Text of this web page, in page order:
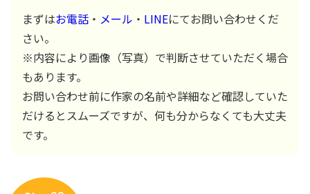
まずはお電話 ・ メール ・ LINEにてお問い合わせくだ
さい。
※内容により画像（写真）で判断させていただく場合
もあります。
お問い合わせ前に作家の名前や詳細など確認していた
だけるとスムーズですが、何も分からなくても大丈夫
です。